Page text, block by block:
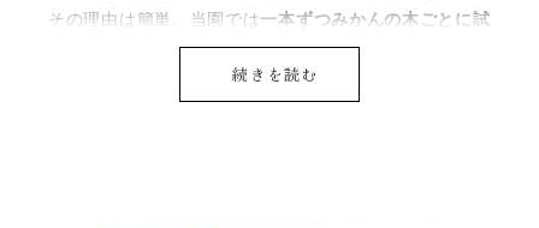
その理由は簡単。当園では一本ずつみかんの木ごとに試
をして、「これは美味しい！」と確かめた木から果実
を収穫しているので、味のバラつきが少ないです。
続きを読む